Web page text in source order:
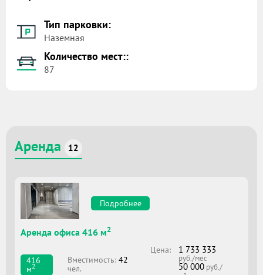
Тип парковки:
Наземная
Количество мест::
87
Аренда 12
Подробнее
Аренда офиса 416 м2
416
м2
Вместимоcть:42
чел.
Цена: 1 733 333
руб./мес
50 000руб./